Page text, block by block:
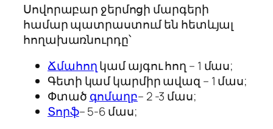
Սովորաբար ջերմոցի մարգերի
համար պատրաստում են հետևյալ
հողախառնուրդը՝
Ճմահողկամ այգու հող – 1 մաս;
Գետի կամ կարմիր ավազ – 1 մաս;
Փտած գոմաղբ– 2 -3 մաս;
Տորֆ– 5-6 մաս;